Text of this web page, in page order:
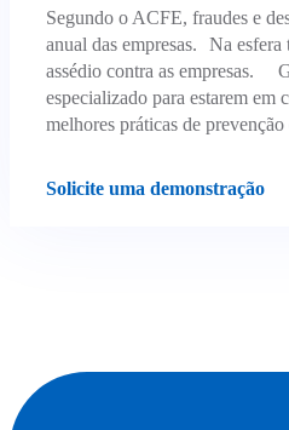
Segundo o ACFE, fraudes e
anual das empresas. Na esfera
assédio contra as empresas.
especializado para estarem em
melhores práticas de
Solicite uma demonstração